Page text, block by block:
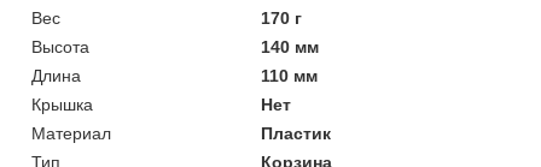
Вес
170 г
Высота
140 мм
Длина
110 мм
Крышка
Нет
Материал
Пластик
Тип
Корзина